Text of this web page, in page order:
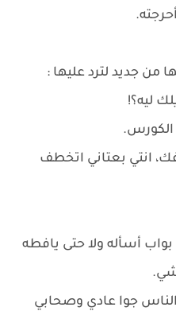
جديد لترد عليها :
ليه؟!
الكورس.
انتي بعتاني اتخطف
أسأله ولا حتى يافطه
الناس جوا عادي وصحابي